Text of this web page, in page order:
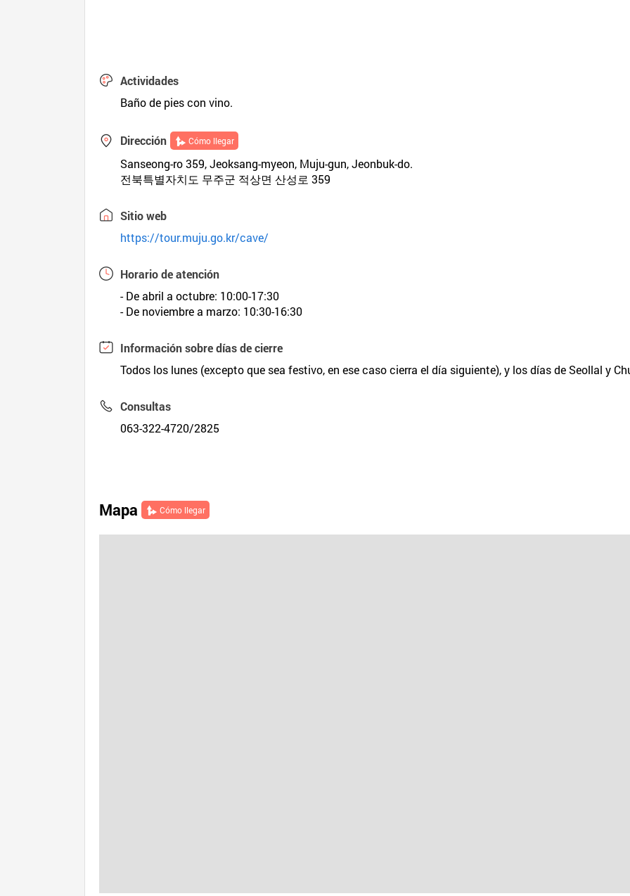
Actividades
Baño de pies con vino.
Dirección Cómo llegar
Sanseong-ro 359, Jeoksang-myeon, Muju-gun, Jeonbuk-do.
전북특별자치도 무주군 적상면 산성로 359
Sitio web
https://tour.muju.go.kr/cave/
Horario de atención
- De abril a octubre: 10:00-17:30
- De noviembre a marzo: 10:30-16:30
Información sobre días de cierre
Todos los lunes (excepto que sea festivo, en ese caso cierra el día siguiente), y los días de Seollal y
Consultas
063-322-4720/2825
Mapa Cómo llegar